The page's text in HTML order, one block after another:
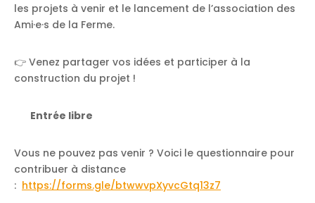
les projets à venir et le lancement de l’association des
Ami·e·s de la Ferme.
👉 Venez partager vos idées et participer à la
construction du projet !
Entrée libre
Vous ne pouvez pas venir ? Voici le questionnaire pour
contribuer à distance
: https://forms.gle/btwwvpXyvcGtq13z7